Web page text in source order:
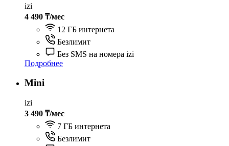
izi
4 490 ₸/мес
12 ГБ интернета
Безлимит
Без SMS на номера izi
Подробнее
Mini
izi
3 490 ₸/мес
7 ГБ интернета
Безлимит